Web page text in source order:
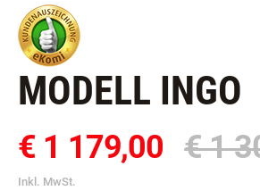
MODELL INGO
€ 1 179,00 € 1
Inkl. MwSt.